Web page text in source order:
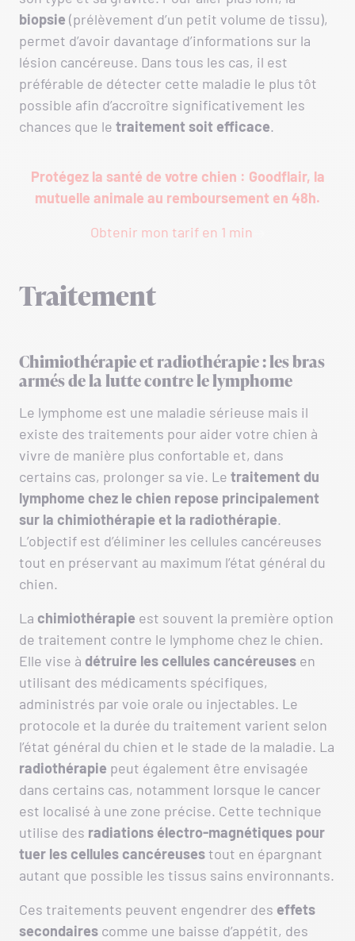
biopsie (prélèvement d’un petit volume de tissu),
permet d’avoir davantage d’informations sur la
lésion cancéreuse. Dans tous les cas, il est
préférable de détecter cette maladie le plus tôt
possible afin d’accroître significativement les
chances que le traitement soit efficace.
Protégez la santé de votre chien : Goodflair, la
mutuelle animale au remboursement en 48h.
Obtenir mon tarif en 1 min
Traitement
Chimiothérapie et radiothérapie : les bras
armés de la lutte contre le lymphome
Le lymphome est une maladie sérieuse mais il
existe des traitements pour aider votre chien à
vivre de manière plus confortable et, dans
certains cas, prolonger sa vie. Le traitement du
lymphome chez le chien repose principalement
sur la chimiothérapie et la radiothérapie.
L’objectif est d’éliminer les cellules cancéreuses
tout en préservant au maximum l’état général du
chien.
La chimiothérapie est souvent la première option
de traitement contre le lymphome chez le chien.
Elle vise à détruire les cellules cancéreuses en
utilisant des médicaments spécifiques,
administrés par voie orale ou injectables. Le
protocole et la durée du traitement varient selon
l’état général du chien et le stade de la maladie. La
radiothérapie peut également être envisagée
dans certains cas, notamment lorsque le cancer
est localisé à une zone précise. Cette technique
utilise des radiations électro-magnétiques pour
tuer les cellules cancéreusestout en épargnant
autant que possible les tissus sains environnants.
Ces traitements peuvent engendrer des effets
secondaires comme une baisse d’appétit, des